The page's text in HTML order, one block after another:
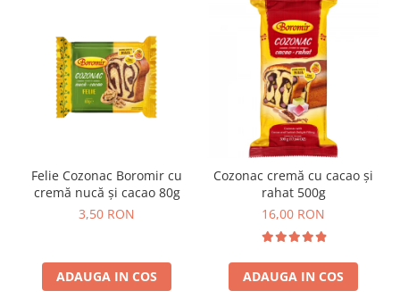
Congelate brutarie
Cadouri
Pachete Cadou
Cozonac Wine Collection
Dulciurile Feleacul
Felie Cozonac Boromir cu
cremă nucă și cacao 80g
3,50 RON
ADAUGA IN COS
Cozonac cremă cu cacao și
rahat 500g
16,00 RON
ADAUGA IN COS